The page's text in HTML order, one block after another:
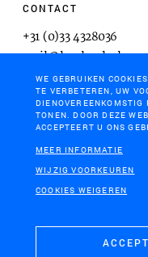
CONTACT
+31 (0)33 4328036
mail@hnsland.nl
POSTADRES
Postbus 1603
3800 BP
Amersfoort
COOKIES & PRIVACY
WE GEBRUIKEN
TE VERBETEREN, UW
TONEN. DOOR DEZE
ACCEPTEERT U ONS
MEER INFORMATIE
WIJZIG VOORKEUREN
COOKIES WEIGEREN